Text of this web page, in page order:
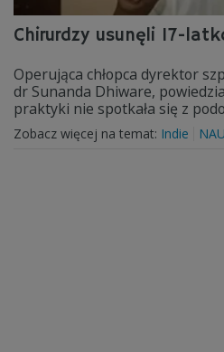
Chirurdzy usunęli 17-
Operująca chłopca dyrektor
dr Sunanda Dhiware,
praktyki nie spotkała się z
Zobacz więcej na temat: Indie